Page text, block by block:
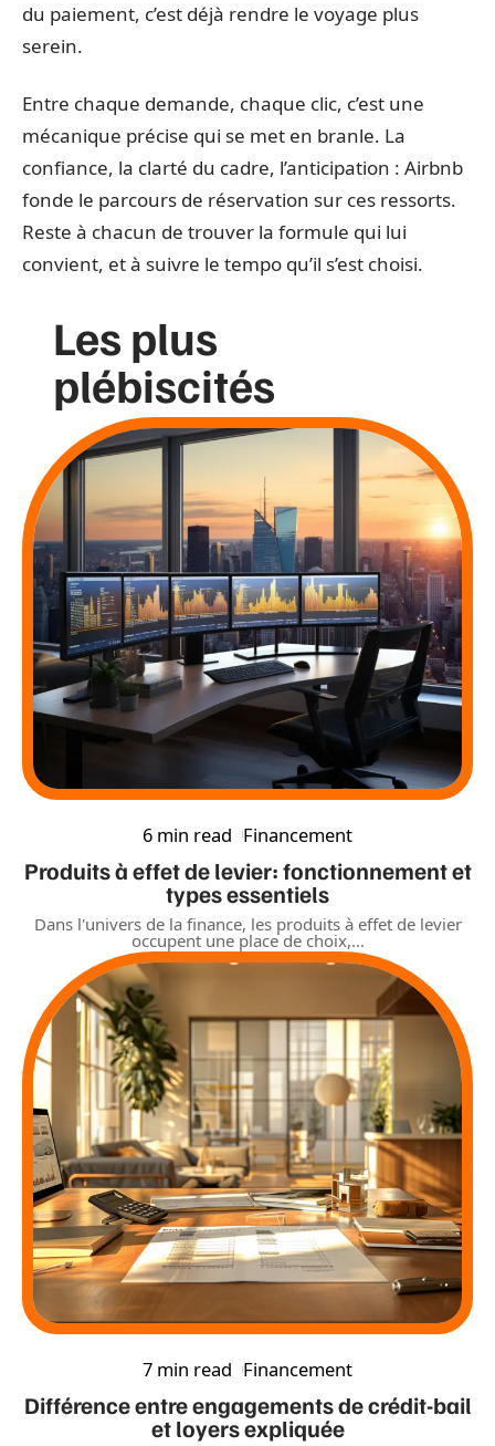
du paiement, c’est déjà rendre le voyage plus
serein.
Entre chaque demande, chaque clic, c’est une
mécanique précise qui se met en branle. La
confiance, la clarté du cadre, l’anticipation : Airbnb
fonde le parcours de réservation sur ces ressorts.
Reste à chacun de trouver la formule qui lui
convient, et à suivre le tempo qu’il s’est choisi.
Les plus
plébiscités
6 min read Financement
Produits à effet de levier: fonctionnement et
types essentiels
Dans l'univers de la finance, les produits à effet de levier
occupent une place de choix,…
7 min read Financement
Différence entre engagements de crédit-bail
et loyers expliquée